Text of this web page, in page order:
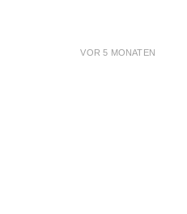
VOR 5 MONATEN